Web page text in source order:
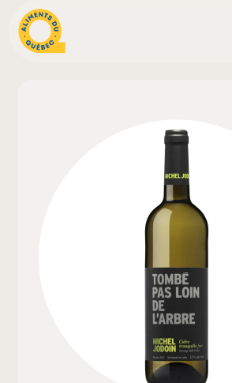
Aliments d'ici
Inspirations d'ici
Restaurants
Institutions